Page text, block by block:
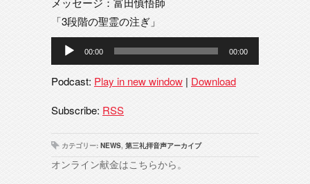
「3段階の聖霊の注ぎ」
レ
ー
ー
00:00 00:00
Podcast: Play in new window | Download
Subscribe: RSS
カテゴリー: NEWS, 第三礼拝音声アーカイブ
オンライン献金はこちらから。